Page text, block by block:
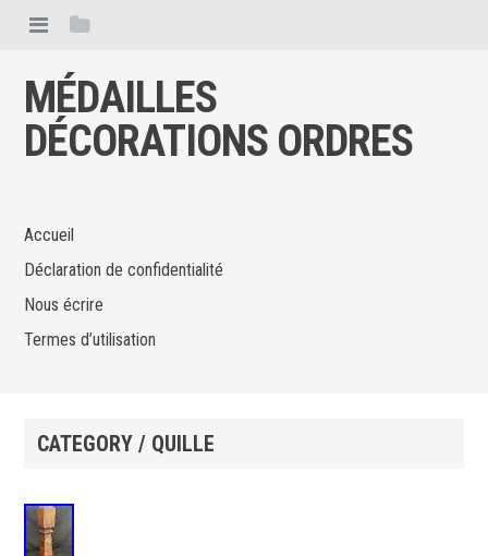
MÉDAILLES
DÉCORATIONS ORDRES
Accueil
Déclaration de confidentialité
Nous écrire
Termes d’utilisation
CATEGORY / QUILLE